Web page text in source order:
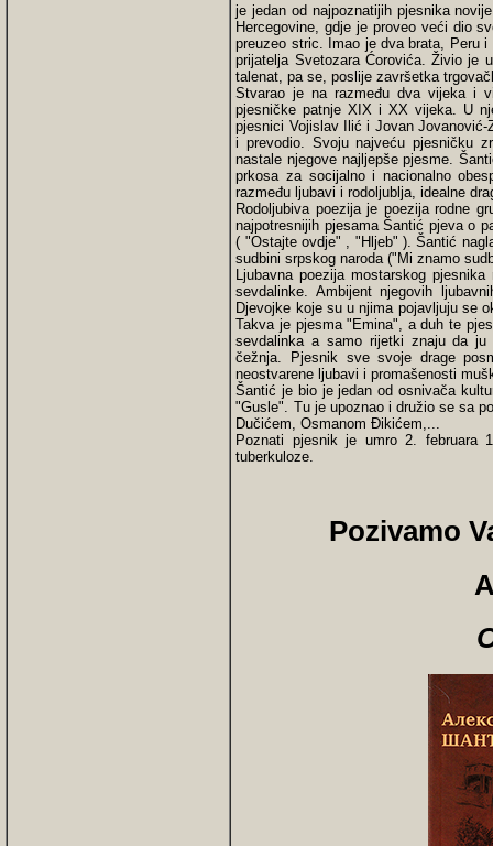
je jedan od najpoznatijih pjesnika
Hercegovine, gdje je proveo veći dio
preuzeo stric. Imao je dva brata, Peru
prijatelja Svetozara Ćorovića. Živio je
talenat, pa se, poslije završetka
Stvarao je na razmeđu dva vijeka i
pjesničke patnje XIX i XX vijeka. U
pjesnici Vojislav Ilić i Jovan
i prevodio. Svoju najveću pjesničku
nastale njegove najljepše pjesme.
prkosa za socijalno i nacionalno
razmeđu ljubavi i rodoljublja, idealne
Rodoljubiva poezija je poezija rodne
najpotresnijih pjesama Šantić pjeva o
( "Ostajte ovdje" , "Hljeb" ). Šantić
sudbini srpskog naroda ("Mi znamo
Ljubavna poezija mostarskog
sevdalinke. Ambijent njegovih
Djevojke koje su u njima pojavljuju se
Takva je pjesma "Emina", a duh te
sevdalinka a samo rijetki znaju da
čežnja. Pjesnik sve svoje drage
neostvarene ljubavi i promašenosti
Šantić je bio je jedan od osnivača
"Gusle". Tu je upoznao i družio se sa
Dučićem, Osmanom Ðikićem,...
Poznati pjesnik je umro 2. februara
tuberkuloze.
Pozivamo